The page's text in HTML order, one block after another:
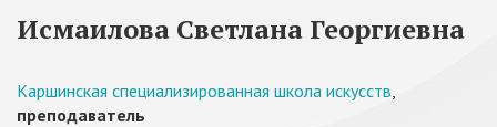
Исмаилова Светлана Георгиевна
Каршинская специализированная школа искусств,
преподаватель